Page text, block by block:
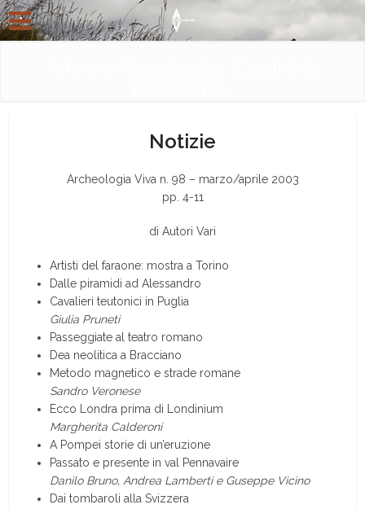
Notizie
Archeologia Viva n. 98 – marzo/aprile 2003
pp. 4-11
di Autori Vari
Artisti del faraone: mostra a Torino
Dalle piramidi ad Alessandro
Cavalieri teutonici in Puglia
Giulia Pruneti
Passeggiate al teatro romano
Dea neolitica a Bracciano
Metodo magnetico e strade romane
Sandro Veronese
Ecco Londra prima di Londinium
Margherita Calderoni
A Pompei storie di un’eruzione
Passato e presente in val Pennavaire
Danilo Bruno, Andrea Lamberti e Guseppe Vicino
Dai tombaroli alla Svizzera